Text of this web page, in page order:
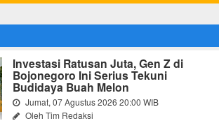
Investasi Ratusan Juta, Gen Z di
Bojonegoro Ini Serius Tekuni
Budidaya Buah Melon
Jumat, 07 Agustus 2026 20:00 WIB
Oleh Tim Redaksi